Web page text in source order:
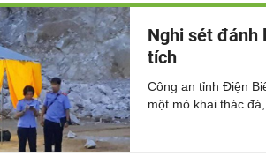
Nghi sét đánh
tích
Công an tỉnh Điện
một mỏ khai thác